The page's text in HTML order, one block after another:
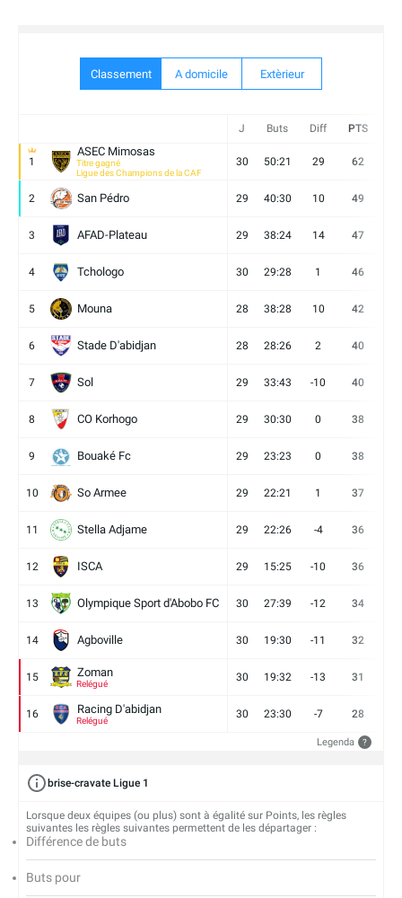
Classement A domicile Extèrieur
J Buts Diff PTS
1
ASEC Mimosas
Titre gagné
Ligue des Champions de la CAF
30 50:21 29 62
2 San Pédro 29 40:30 10 49
3 AFAD-Plateau 29 38:24 14 47
4 Tchologo 30 29:28 1 46
5 Mouna 28 38:28 10 42
6 Stade D'abidjan 28 28:26 2 40
7 Sol 29 33:43 -10 40
8 CO Korhogo 29 30:30 0 38
9 Bouaké Fc 29 23:23 0 38
10 So Armee 29 22:21 1 37
11 Stella Adjame 29 22:26 -4 36
12 ISCA 29 15:25 -10 36
13 Olympique Sport d'Abobo FC 30 27:39 -12 34
14 Agboville 30 19:30 -11 32
15 Zoman
Relégué
30 19:32 -13 31
16 Racing D'abidjan
Relégué
30 23:30 -7 28
Legenda ?
brise-cravate Ligue 1
Lorsque deux équipes (ou plus) sont à égalité sur Points, les règles
suivantes les règles suivantes permettent de les départager :
Différence de buts
Buts pour